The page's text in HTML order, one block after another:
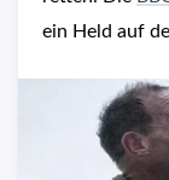
ein Held auf